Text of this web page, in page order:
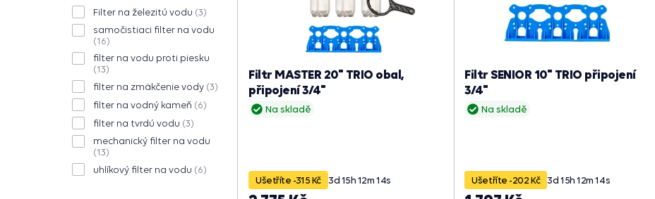
Filter na železitú vodu (3)
samočistiaci filter na vodu
(16)
filter na vodu proti piesku
(13)
filter na zmäkčenie vody (3)
filter na vodný kameň (6)
filter na tvrdú vodu (3)
mechanický filter na vodu
(13)
uhlíkový filter na vodu (6)
Na skladě
Filtr MASTER 20" TRIO obal,
připojení 3/4"
Ušetříte -315 Kč 3d15h12m13s
Na skladě
Filtr SENIOR 10" TRIO připojení
3/4"
Ušetříte -202 Kč 3d15h 12m 13s